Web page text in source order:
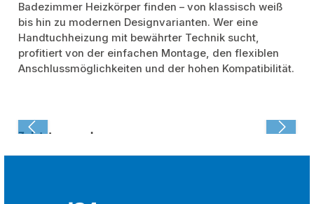
Badezimmer Heizkörper finden – von klassisch weiß
bis hin zu modernen Designvarianten. Wer eine
Handtuchheizung mit bewährter Technik sucht,
profitiert von der einfachen Montage, den flexiblen
Anschlussmöglichkeiten und der hohen Kompatibilität.
Zuletzt angesehen: